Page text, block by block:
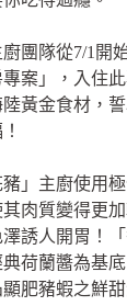
團隊從7/1開
案」，入住
黃金食材，
」主廚使用
肉質變得更
誘人開胃！
荷蘭醬為基
肥豬蝦之鮮甜